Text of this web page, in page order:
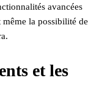
avancées
la possibilité de
et les